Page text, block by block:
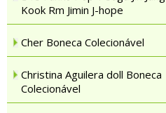
Kook Rm Jimin J-hope
Cher Boneca Colecionável
Christina Aguilera doll Boneca
Colecionável